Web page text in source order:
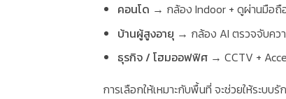
คอนโด → กล้อง Indoor + ดูผ่านมือถื
บ้านผู้สูงอายุ → กล้อง AI ตรวจจับควา
ธุรกิจ / โฮมออฟฟิศ→ CCTV +
การเลือกให้เหมาะกับพื้นที่ จะช่วยให้ระบ